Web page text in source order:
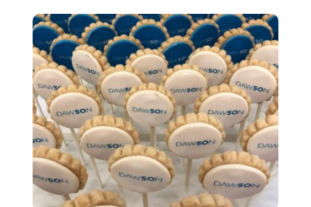
Outils
Liens
Menu principal
Programmes
Formation continue
Admissions
La vie à Dawson